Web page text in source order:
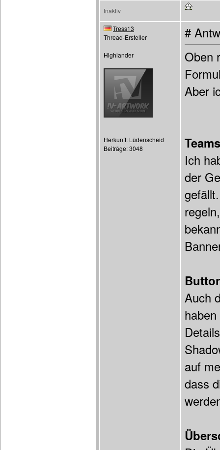
Inaktiv
Tress13
Thread-Ersteller
Highlander
Herkunft: Lüdenscheid
Beiträge: 3048
#
Oben
Aber
Ich
der
Auch
auf
dass